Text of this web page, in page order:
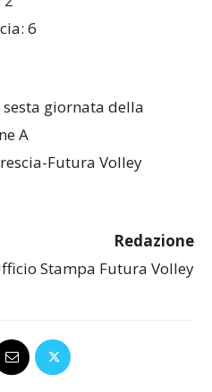
6
giornata della
A
Futura Volley
Stampa Futura Volley